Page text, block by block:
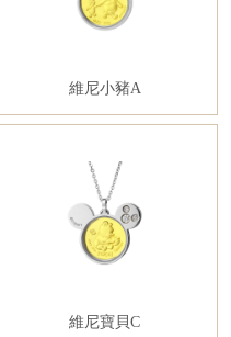
維尼小豬A
維尼寶貝C